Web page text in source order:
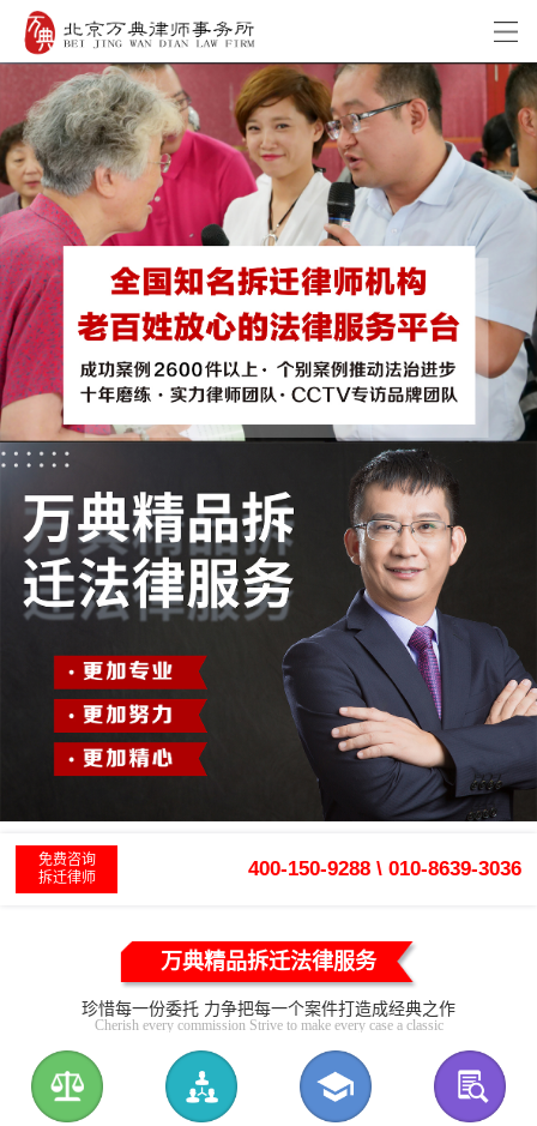
免费咨询
拆迁律师
400-150-9288 \ 010-8639-3036
万典精品拆迁法律服务
珍惜每一份委托 力争把每一个案件打造成经典之作
Cherish every commission Strive to make every case a classic